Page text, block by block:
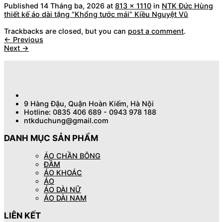
Published 14 Tháng ba, 2026 at 813 × 1110 in NTK Đức Hùng
thiết kế áo dài tặng “Khổng tước mái” Kiều Nguyệt Vũ
Trackbacks are closed, but you can post a comment.
← Previous
Next →
9 Hàng Đậu, Quận Hoàn Kiếm, Hà Nội
Hotline: 0835 406 689 - 0943 978 188
ntkduchung@gmail.com
DANH MỤC SẢN PHẨM
ÁO CHẦN BÔNG
ĐẦM
ÁO KHOÁC
ÁO
ÁO DÀI NỮ
ÁO DÀI NAM
LIÊN KẾT